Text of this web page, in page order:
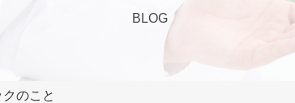
BLOG
のこと